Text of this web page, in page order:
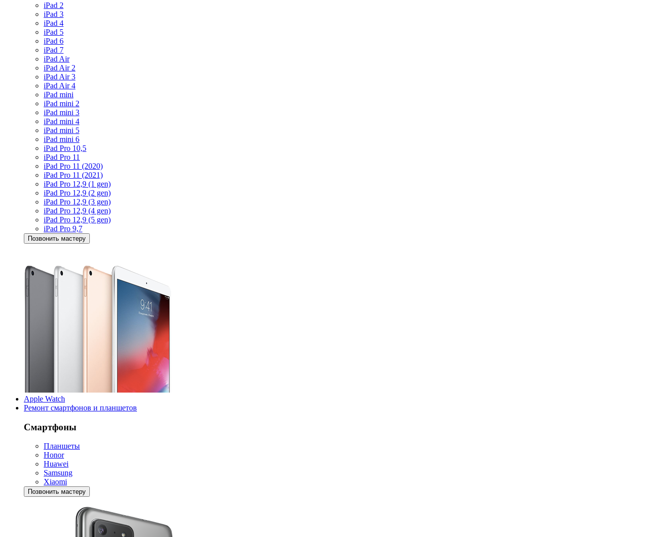
iPad 2
iPad 3
iPad 4
iPad 5
iPad 6
iPad 7
iPad Air
iPad Air 2
iPad Air 3
iPad Air 4
iPad mini
iPad mini 2
iPad mini 3
iPad mini 4
iPad mini 5
iPad mini 6
iPad Pro 10,5
iPad Pro 11
iPad Pro 11 (2020)
iPad Pro 11 (2021)
iPad Pro 12,9 (1 gen)
iPad Pro 12,9 (2 gen)
iPad Pro 12,9 (3 gen)
iPad Pro 12,9 (4 gen)
iPad Pro 12,9 (5 gen)
iPad Pro 9,7
Позвонить мастеру
Apple Watch
Ремонт смартфонов и планшетов
Смартфоны
Планшеты
Honor
Huawei
Samsung
Xiaomi
Позвонить мастеру